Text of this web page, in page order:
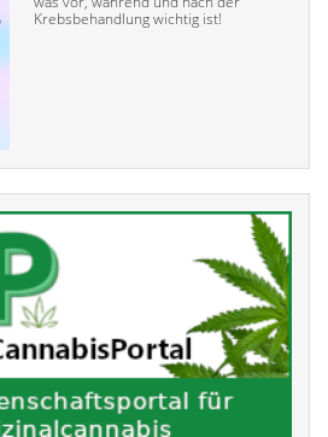
Krebsbehandlung wichtig ist!